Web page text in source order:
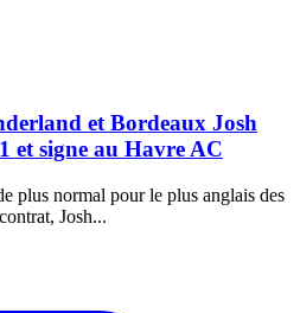
et Bordeaux Josh
et signe au Havre AC
plus normal pour le plus anglais des
Josh...